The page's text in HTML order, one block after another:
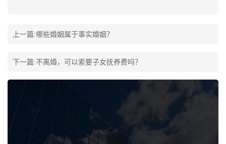
上一篇:哪些婚姻属于事实婚姻？
下一篇:不离婚，可以索要子女抚养费吗？